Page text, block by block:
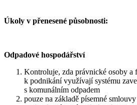
Úkoly v přenesené působnosti:
Odpadové hospodářství
Kontroluje, zda právnické osoby a
k podnikání využívají systému
s komunálním odpadem
pouze na základě písemné